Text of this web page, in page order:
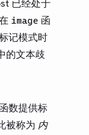
已经处于
image 函
记模式时
的文本歧
数提供标
被称为 内